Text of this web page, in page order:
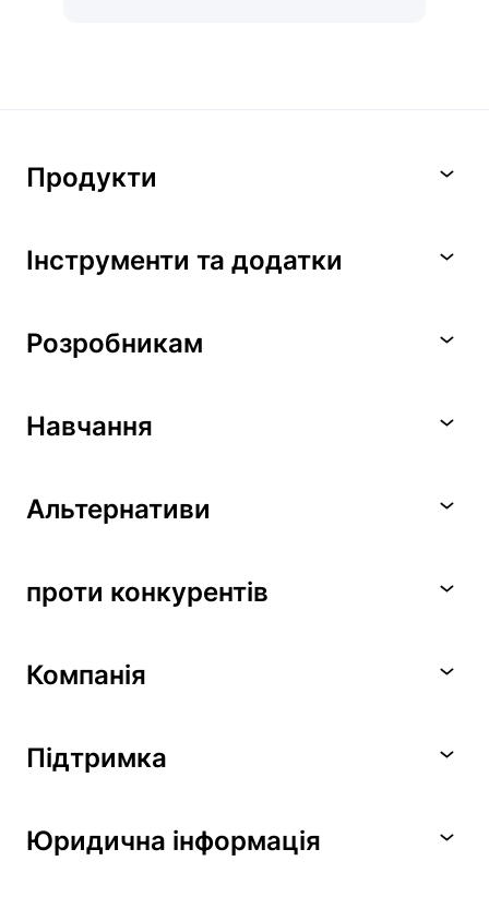
Продукти
Інструменти та додатки
Розробникам
Навчання
Альтернативи
проти конкурентів
Компанія
Підтримка
Юридична інформація